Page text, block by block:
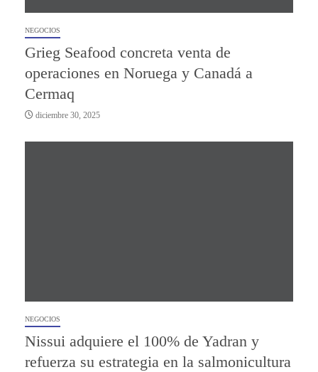
NEGOCIOS
Grieg Seafood concreta venta de
operaciones en Noruega y Canadá a
Cermaq
diciembre 30, 2025
NEGOCIOS
Nissui adquiere el 100% de Yadran y
refuerza su estrategia en la salmonicultura